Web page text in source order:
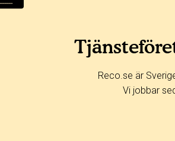
30 dagar
Reco.se är
Vi jobbar